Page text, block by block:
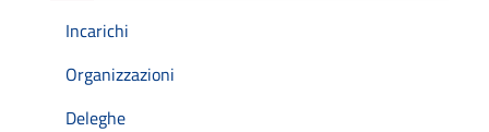
Incarichi
Organizzazioni
Deleghe